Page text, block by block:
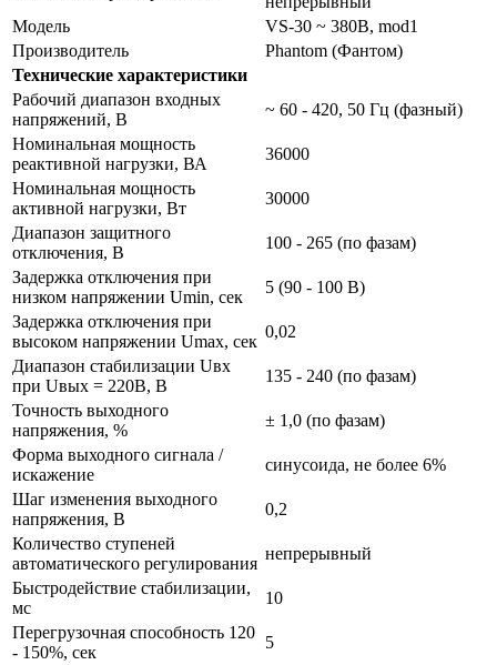
Модель
VS-30 ~ 380В, mod1
Производитель
Phantom (Фантом)
Технические характеристики
Рабочий диапазон входных
напряжений, В
~ 60 - 420, 50 Гц (фазный)
Номинальная мощность
реактивной нагрузки, ВА
36000
Номинальная мощность
активной нагрузки, Вт
30000
Диапазон защитного
отключения, В
100 - 265 (по фазам)
Задержка отключения при
низком напряжении Umin, сек
5 (90 - 100 В)
Задержка отключения при
высоком напряжении Umax, сек
0,02
Диапазон стабилизации Uвх
при Uвых = 220В, В
135 - 240 (по фазам)
Точность выходного
напряжения, %
± 1,0 (по фазам)
Форма выходного сигнала /
искажение
синусоида, не более 6%
Шаг изменения выходного
напряжения, В
0,2
Количество ступеней
автоматического регулирования
непрерывный
Быстродействие стабилизации,
мс
10
Перегрузочная способность 120
- 150%, сек
5